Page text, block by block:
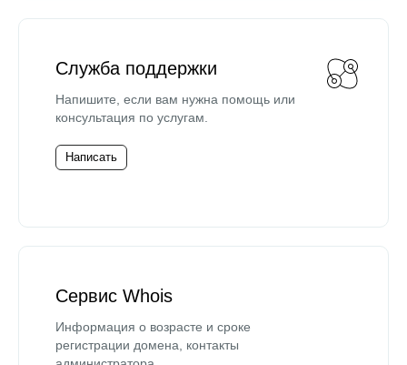
Служба поддержки
Напишите, если вам нужна помощь или
консультация по услугам.
Написать
Сервис Whois
Информация о возрасте и сроке
регистрации домена, контакты